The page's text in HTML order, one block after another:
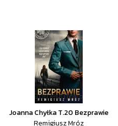
Joanna Chyłka T.20 Bezprawie
Remigiusz Mróz